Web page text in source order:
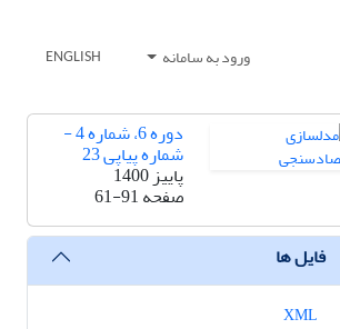
ورود به سامانه ENGLISH
دوره 6، شماره 4 -
شماره پیاپی 23
پاییز 1400
صفحه61-91
فایل ها